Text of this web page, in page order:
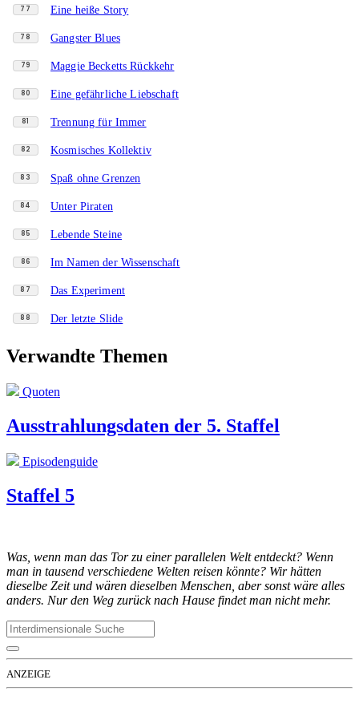
77 Eine heiße Story
78 Gangster Blues
79 Maggie Becketts Rückkehr
80 Eine gefährliche Liebschaft
81 Trennung für Immer
82 Kosmisches Kollektiv
83 Spaß ohne Grenzen
84 Unter Piraten
85 Lebende Steine
86 Im Namen der Wissenschaft
87 Das Experiment
88 Der letzte Slide
Verwandte Themen
Quoten
Ausstrahlungsdaten der 5. Staffel
Episodenguide
Staffel 5
Was, wenn man das Tor zu einer parallelen Welt entdeckt? Wenn
man in tausend verschiedene Welten reisen könnte? Wir hätten
dieselbe Zeit und wären dieselben Menschen, aber sonst wäre alles
anders. Nur den Weg zurück nach Hause findet man nicht mehr.
ANZEIGE